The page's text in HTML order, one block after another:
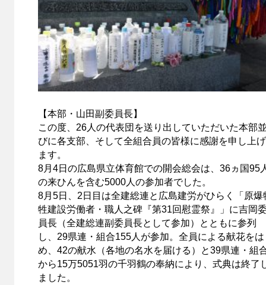
【本部・山田副委員長】
この度、26人の代表団を送り出していただいた本部
びに各支部、そして全組合員の皆様に感謝を申し上げ
ます。
8月4日の広島県立体育館での開会総会は、36ヵ国95
の来ひんを含む5000人の参加者でした。
8月5日、2日目は全建総連と広島建労がひらく「原爆
牲建設労働者・職人之碑『第31回慰霊祭』」に吉岡
員長（全建総連副委員長として参加）とともに参列
し、29県連・組合155人が参加。全員による献花を
め、42の献水（各地の名水を届ける）と39県連・組
から15万5051羽の千羽鶴の奉納により、式典は終了
ました。